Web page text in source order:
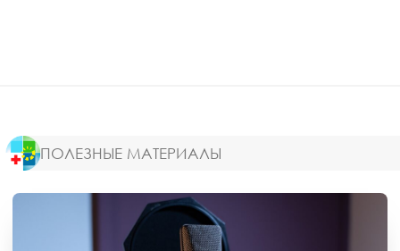
ПОЛЕЗНЫЕ МАТЕРИАЛЫ